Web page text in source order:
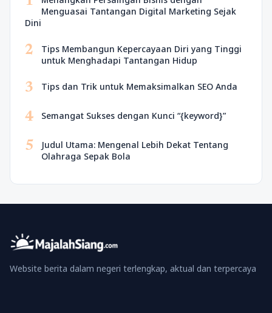
Menguasai Tantangan Digital Marketing Sejak
Dini
2
Tips Membangun Kepercayaan Diri yang Tinggi
untuk Menghadapi Tantangan Hidup
3 Tips dan Trik untuk Memaksimalkan SEO Anda
4 Semangat Sukses dengan Kunci “{keyword}”
5
Judul Utama: Mengenal Lebih Dekat Tentang
Olahraga Sepak Bola
Website berita dalam negeri terlengkap, aktual dan terpercaya